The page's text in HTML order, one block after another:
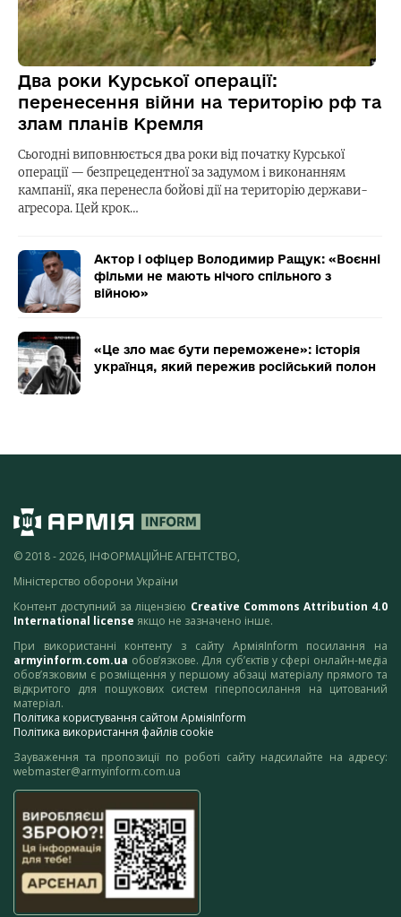
Два роки Курської операції:
перенесення війни на територію рф та
злам планів Кремля
Сьогодні виповнюється два роки від початку Курської
операції — безпрецедентної за задумом і виконанням
кампанії, яка перенесла бойові дії на територію держави-
агресора. Цей крок…
Актор і офіцер Володимир Ращук: «Воєнні
фільми не мають нічого спільного з
війною»
«Це зло має бути переможене»: історія
українця, який пережив російський полон
© 2018 - 2026, ІНФОРМАЦІЙНЕ АГЕНТСТВО,
Міністерство оборони України
Контент доступний за ліцензією Creative Commons Attribution 4.0
International license якщо не зазначено інше.
При використанні контенту з сайту АрміяInform посилання на
armyinform.com.ua обов’язкове. Для суб’єктів у сфері онлайн-медіа
обов’язковим є розміщення у першому абзаці матеріалу прямого та
відкритого для пошукових систем гіперпосилання на цитований
матеріал.
Політика користування сайтом АрміяInform
Політика використання файлів cookie
Зауваження та пропозиції по роботі сайту надсилайте на адресу:
webmaster@armyinform.com.ua